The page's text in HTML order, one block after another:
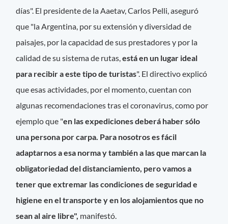
días". El presidente de la Aaetav, Carlos Pelli, aseguró
que "la Argentina, por su extensión y diversidad de
paisajes, por la capacidad de sus prestadores y por la
calidad de su sistema de rutas, está en un lugar ideal
para recibir a este tipo de turistas". El directivo explicó
que esas actividades, por el momento, cuentan con
algunas recomendaciones tras el coronavirus, como por
ejemplo que "en las expediciones deberá haber sólo
una persona por carpa. Para nosotros es fácil
adaptarnos a esa norma y también a las que marcan la
obligatoriedad del distanciamiento, pero vamos a
tener que extremar las condiciones de seguridad e
higiene en el transporte y en los alojamientos que no
sean al aire libre", manifestó.